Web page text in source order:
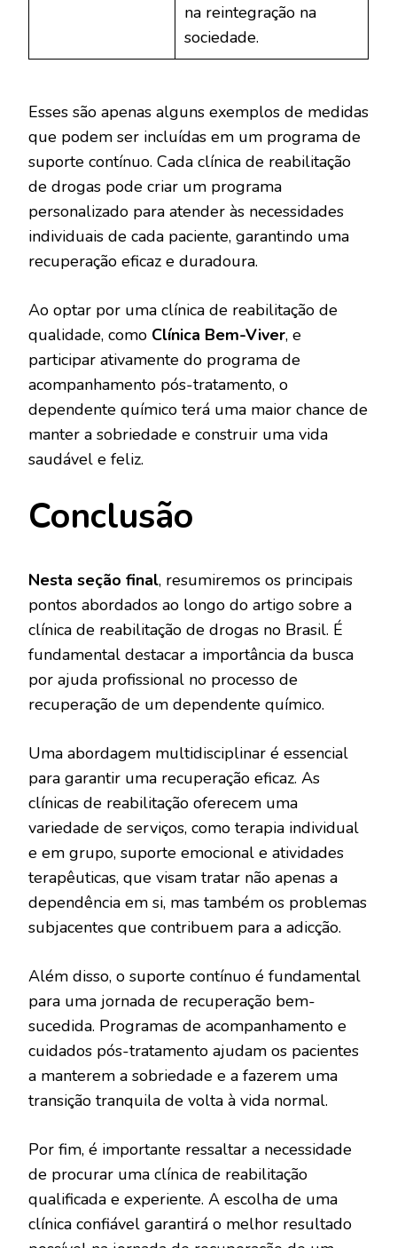
na reintegração na
sociedade.
Esses são apenas alguns exemplos de medidas
que podem ser incluídas em um programa de
suporte contínuo. Cada clínica de reabilitação
de drogas pode criar um programa
personalizado para atender às necessidades
individuais de cada paciente, garantindo uma
recuperação eficaz e duradoura.
Ao optar por uma clínica de reabilitação de
qualidade, como Clínica Bem-Viver, e
participar ativamente do programa de
acompanhamento pós-tratamento, o
dependente químico terá uma maior chance de
manter a sobriedade e construir uma vida
saudável e feliz.
Conclusão
Nesta seção final, resumiremos os principais
pontos abordados ao longo do artigo sobre a
clínica de reabilitação de drogas no Brasil. É
fundamental destacar a importância da busca
por ajuda profissional no processo de
recuperação de um dependente químico.
Uma abordagem multidisciplinar é essencial
para garantir uma recuperação eficaz. As
clínicas de reabilitação oferecem uma
variedade de serviços, como terapia individual
e em grupo, suporte emocional e atividades
terapêuticas, que visam tratar não apenas a
dependência em si, mas também os problemas
subjacentes que contribuem para a adicção.
Além disso, o suporte contínuo é fundamental
para uma jornada de recuperação bem-
sucedida. Programas de acompanhamento e
cuidados pós-tratamento ajudam os pacientes
a manterem a sobriedade e a fazerem uma
transição tranquila de volta à vida normal.
Por fim, é importante ressaltar a necessidade
de procurar uma clínica de reabilitação
qualificada e experiente. A escolha de uma
clínica confiável garantirá o melhor resultado